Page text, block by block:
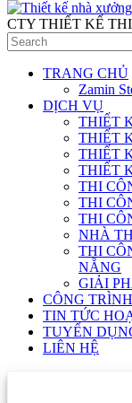
CTY THIẾT KẾ
TRANG CHỦ
Zamin
DỊCH VỤ
THIẾT
THIẾT
THIẾT
THIẾT
THI
THI
THI
NHÀ
THI
NẴNG
GIẢI
CÔNG
TIN TỨC
TUYỂN
LIÊN HỆ